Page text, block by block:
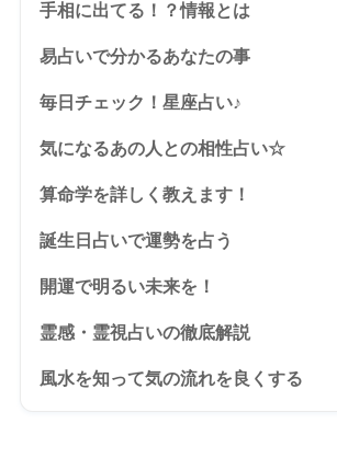
手相に出てる！？情報とは
易占いで分かるあなたの事
毎日チェック！星座占い♪
気になるあの人との相性占い☆
算命学を詳しく教えます！
誕生日占いで運勢を占う
開運で明るい未来を！
霊感・霊視占いの徹底解説
風水を知って気の流れを良くする